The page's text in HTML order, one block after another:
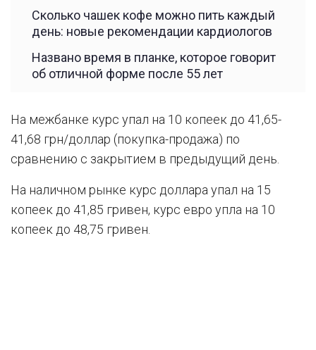
Сколько чашек кофе можно пить каждый
день: новые рекомендации кардиологов
Названо время в планке, которое говорит
об отличной форме после 55 лет
На межбанке курс упал на 10 копеек до 41,65-
41,68 грн/доллар (покупка-продажа) по
сравнению с закрытием в предыдущий день.
На наличном рынке курс доллара упал на 15
копеек до 41,85 гривен, курс евро упла на 10
копеек до 48,75 гривен.